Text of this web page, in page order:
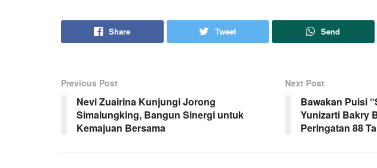
Share Tweet Send
Previous Post
Nevi Zuairina Kunjungi Jorong
Simalungking, Bangun Sinergi untuk
Kemajuan Bersama
Next Post
Bawakan Puisi
Yunizarti Bakry
Peringatan 88